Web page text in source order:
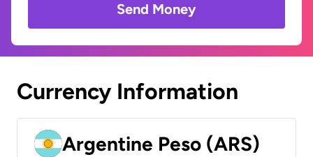
Send Money
Currency Information
Argentine Peso (ARS)